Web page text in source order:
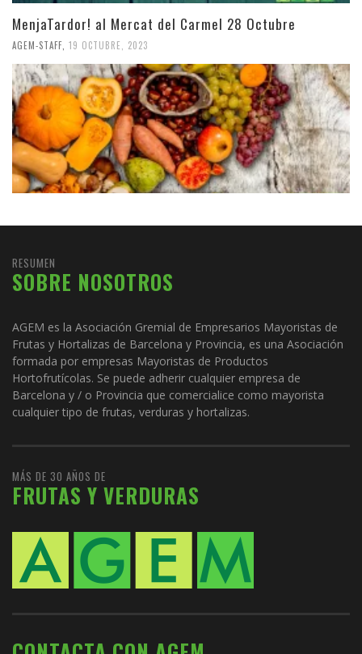
MenjaTardor! al Mercat del Carmel 28 Octubre
AGEM-STAFF 19 OCTUBRE, 2023
RESUMEN
SOBRE NOSOTROS
AGEM es la Asociación Gremial de Empresarios Mayoristas de
Frutas y Hortalizas de Barcelona y Provincia, es una Asociación
formada por empresas Mayoristas de Productos
Hortofrutícolas. Se puede adherir cualquier empresa de
Barcelona y / o Provincia que comercialice como mayorista
cualquier tipo de frutas, verduras y hortalizas.
MÁS DE 30 AÑOS DE
FRUTAS Y VERDURAS